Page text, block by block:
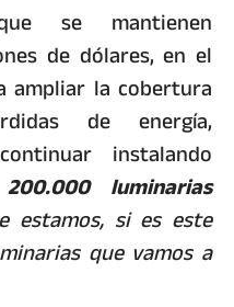
se mantienen
de dólares, en el
ampliar la cobertura
de energía,
instalando
luminarias
estamos, si es este
que vamos a